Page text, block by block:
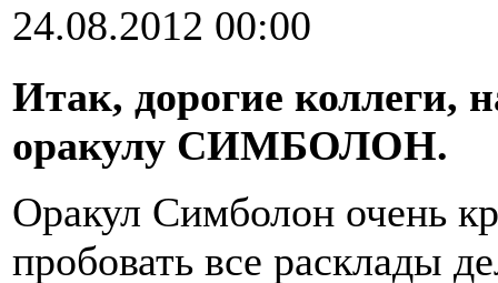
24.08.2012 00:00
Итак, дорогие
оракулу СИМБОЛОН.
Оракул Симболон очень
пробовать все расклады